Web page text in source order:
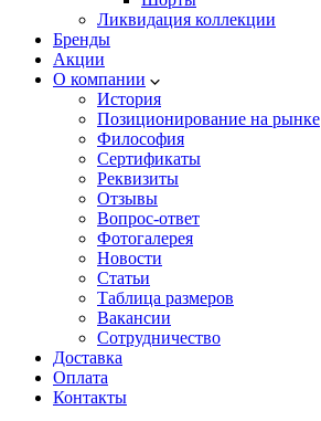
Ликвидация коллекции
Бренды
Акции
О компании
История
Позиционирование на рынке
Философия
Сертификаты
Реквизиты
Отзывы
Вопрос-ответ
Фотогалерея
Новости
Статьи
Таблица размеров
Вакансии
Сотрудничество
Доставка
Оплата
Контакты